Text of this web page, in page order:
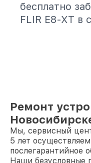
бесплатно
FLIR E8-XT в
Ремонт
Мы, сервисный
5 лет
послегарантийное
Наши безусловные